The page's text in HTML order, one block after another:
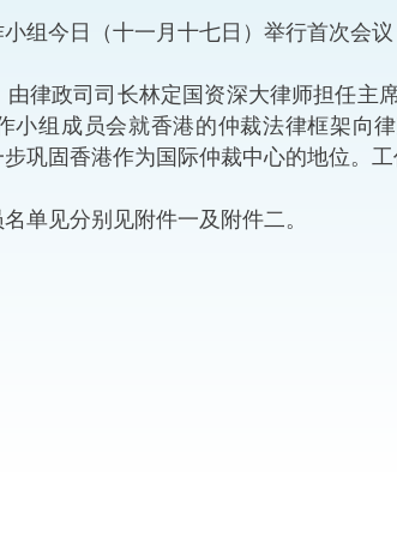
Tiếng
设今日（十一月十七日）举行首次会议
政司司长林定国资深大律师担任主
小组成员会就香港的仲裁法律框架向
巩固香港作为国际仲裁中心的地位。工
见分别见附件一及附件二。